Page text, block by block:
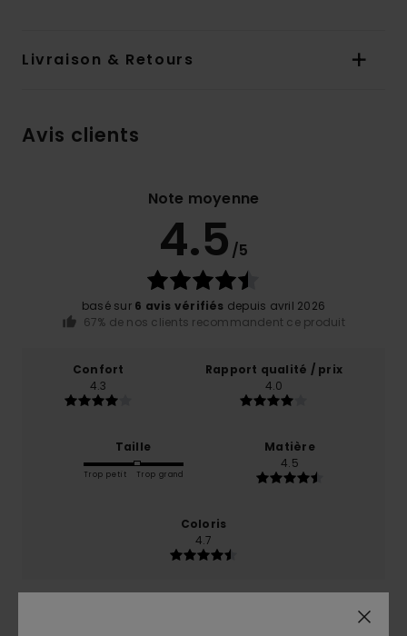
Livraison & Retours
Avis clients
Note moyenne
4.5 /5
basé sur 6 avis vérifiés depuis avril 2026
67% de nos clients recommandent ce produit
Confort
4.3
Rapport qualité / prix
4.0
Taille
Trop petit Trop grand
Matière
4.5
Coloris
4.7